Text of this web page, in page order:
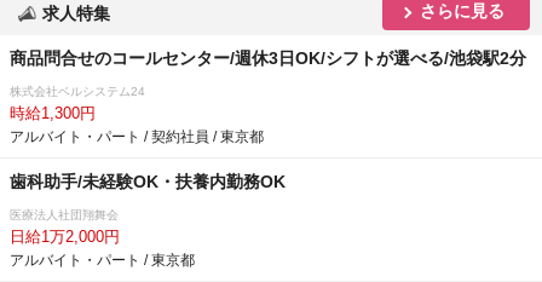
求人特集 さらに見る
商品問合せのコールセンター/週休3日OK/シフトが選べる/池袋駅2分
株式会社ベルシステム24
時給1,300円
アルバイト・パート / 契約社員 / 東京都
歯科助手/未経験OK・扶養内勤務OK
医療法人社団翔舞会
日給1万2,000円
アルバイト・パート / 東京都